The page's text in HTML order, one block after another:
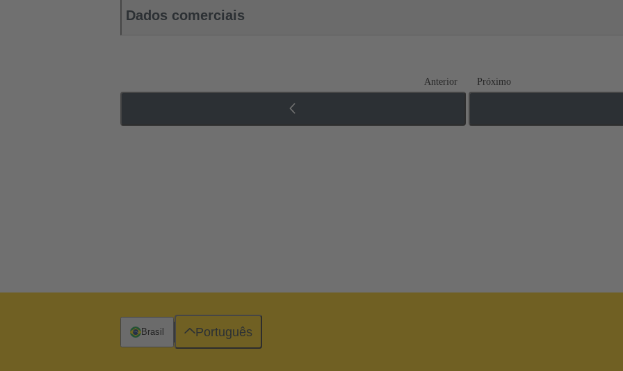
Dados comerciais
Anterior Próximo
Brasil Português